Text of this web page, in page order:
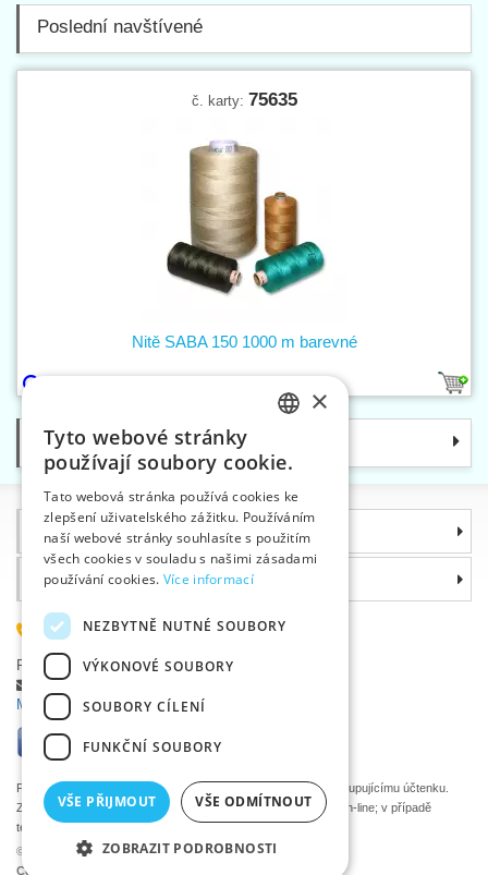
Poslední navštívené
č. karty: 75635
Nitě SABA 150 1000 m barevné
Kategorie
Informace
©2026 Velkoobchod textilní galanterie VTC a.s., Uničov
Ceny se zobrazí po přihlášení.
Proč si zvolit právě nás
585 051 217
Plzeňská 868, 783 91 Uničov, Česká republika
Položit dotaz
Máte problémy s přihlášením ?
Podle zákona o evidenci tržeb je prodávající povinen vystavit kupujícímu účtenku.
Zároveň je povinen zaevidovat přijatou tržbu u správce daně on-line; v případě
technického výpadku pak nejpozději do 48 hodin.
ENGLISH
GERMAN
×
Tyto webové stránky
používají soubory cookie.
Tato webová stránka používá cookies ke
zlepšení uživatelského zážitku. Používáním
naší webové stránky souhlasíte s použitím
všech cookies v souladu s našimi zásadami
používání cookies. Více informací
NEZBYTNĚ NUTNÉ SOUBORY
VÝKONOVÉ SOUBORY
SOUBORY CÍLENÍ
FUNKČNÍ SOUBORY
VŠE PŘIJMOUT VŠE ODMÍTNOUT
ZOBRAZIT PODROBNOSTI